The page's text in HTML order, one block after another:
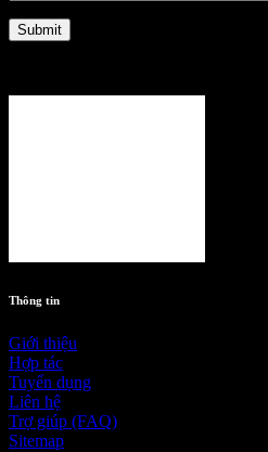
Thông tin
Giới thiệu
Hợp tác
Tuyển dụng
Liên hệ
Trợ giúp (FAQ)
Sitemap